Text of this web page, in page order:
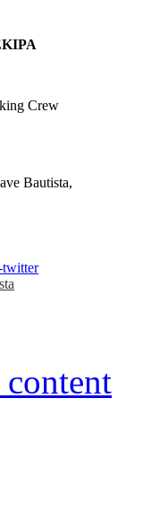
Bautista,